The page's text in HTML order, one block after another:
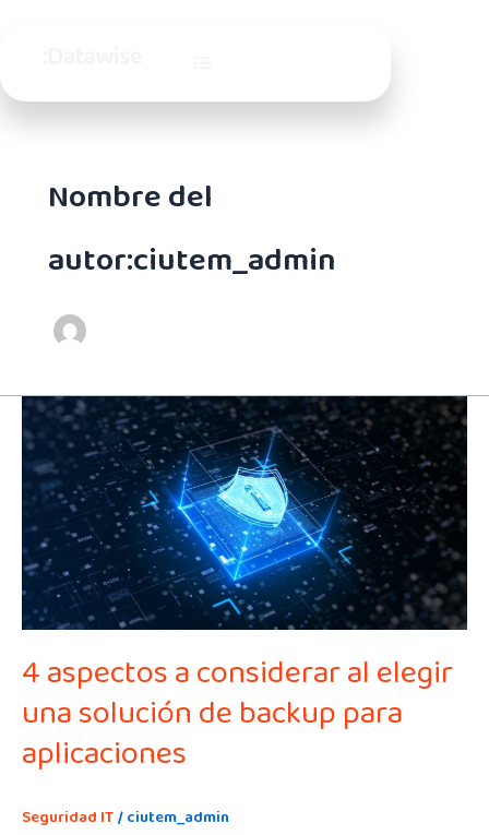
Nombre del
autor:ciutem_admin
4 aspectos a considerar al elegir
una solución de backup para
aplicaciones
Seguridad IT/ciutem_admin
4
aspectos
a
considerar
al
elegir
una
solución
de
backup
para